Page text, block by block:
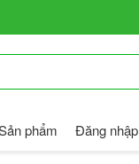
phẩm Đăng nhập